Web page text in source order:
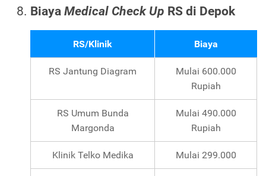
Biaya Medical Check Up RS di Depok
RS/Klinik Biaya
RS Jantung Diagram
Mulai 600.000
Rupiah
RS Umum Bunda
Margonda
Mulai 490.000
Rupiah
Klinik Telko Medika Mulai 299.000